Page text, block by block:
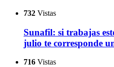
732 Vistas
Sunafil: si trabajas
julio te corresponde
716 Vistas